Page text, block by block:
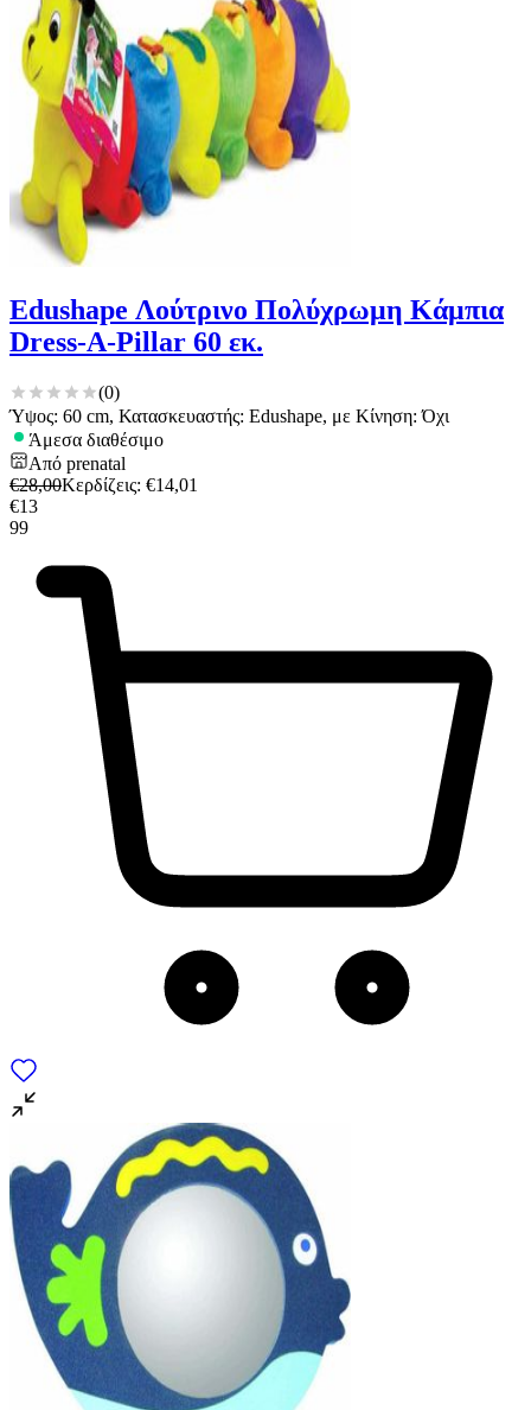
Edushape Λούτρινο Πολύχρωμη Κάμπια
Dress-A-Pillar 60 εκ.
(0)
Ύψος: 60 cm, Κατασκευαστής: Edushape, με Κίνηση: Όχι
Άμεσα διαθέσιμο
Από prenatal
€28,00Κερδίζεις: €14,01
€13
99